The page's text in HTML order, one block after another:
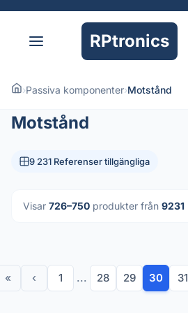
RPtronics
›Passiva komponenter›Motstånd
Motstånd
9 231 Referenser tillgängliga
Visar 726–750 produkter från 9231
« ‹ 1 ... 28 29 30 31